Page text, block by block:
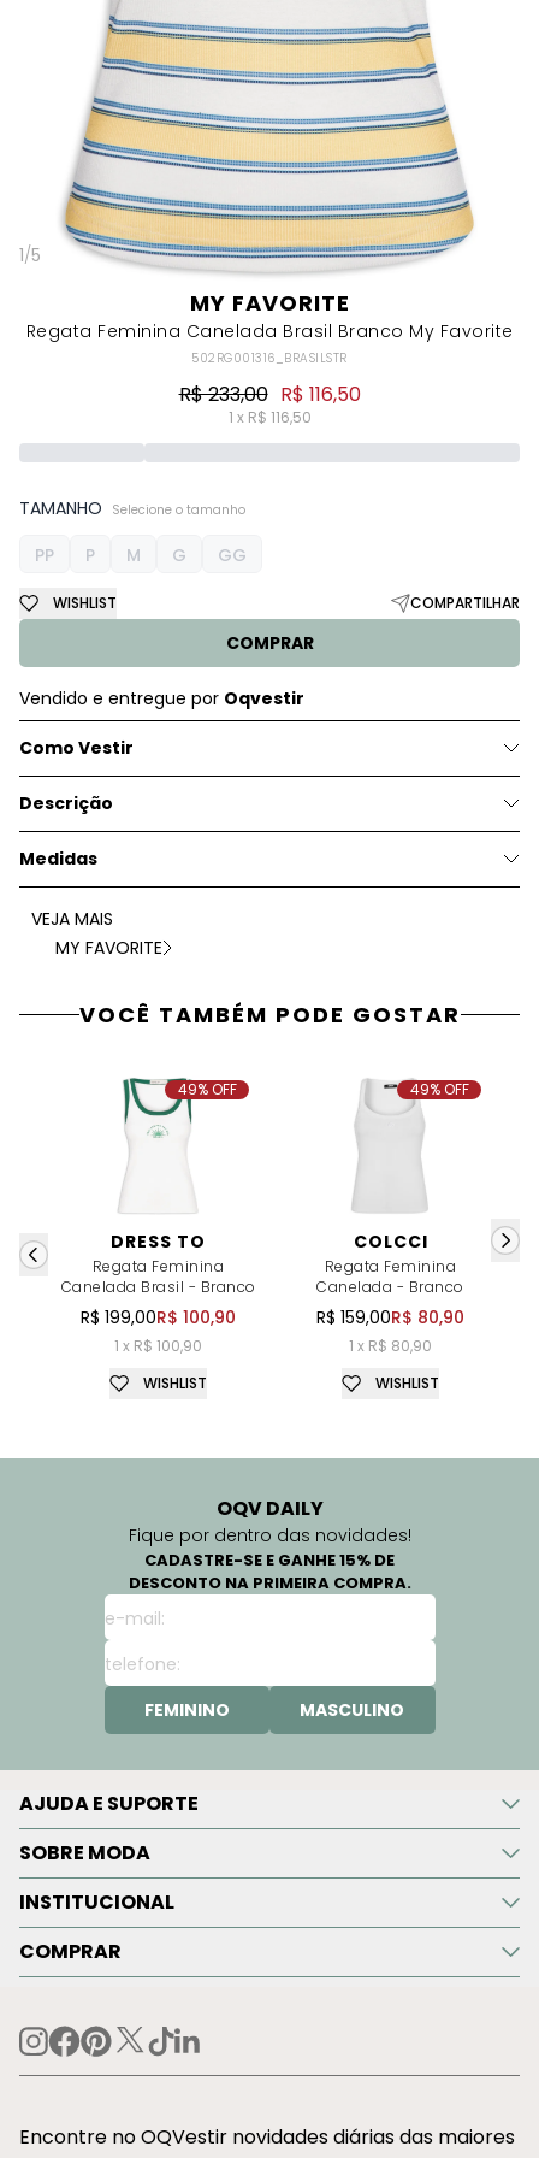
1/5
MY FAVORITE
Regata Feminina Canelada Brasil Branco My Favorite
502RG001316_BRASILSTR
R$ 233,00 R$ 116,50
1 x R$ 116,50
TAMANHO Selecione o tamanho
PP P M G GG
COMPRAR
WISHLIST COMPARTILHAR
Vendido e entregue por Oqvestir
Como Vestir
Descrição
Medidas
VEJA MAIS
MY FAVORITE
VOCÊ TAMBÉM PODE GOSTAR
DRESS TO
Regata Feminina
Canelada Brasil - Branco
R$ 199,00R$ 100,90
1 x R$ 100,90
49% OFF
WISHLIST
COLCCI
Regata Feminina
Canelada - Branco
R$ 159,00R$ 80,90
1 x R$ 80,90
49% OFF
WISHLIST
OQV DAILY
Fique por dentro das novidades!
CADASTRE-SE E GANHE 15% DE
DESCONTO NA PRIMEIRA COMPRA.
FEMININO MASCULINO
AJUDA E SUPORTE
SOBRE MODA
INSTITUCIONAL
COMPRAR
Encontre no OQVestir novidades diárias das maiores